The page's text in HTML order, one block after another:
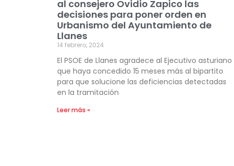
al consejero Ovidio Zapico las
decisiones para poner orden en
Urbanismo del Ayuntamiento de
Llanes
14 febrero, 2024
El PSOE de Llanes agradece al Ejecutivo asturiano
que haya concedido 15 meses más al bipartito
para que solucione las deficiencias detectadas
en la tramitación
Leer más »